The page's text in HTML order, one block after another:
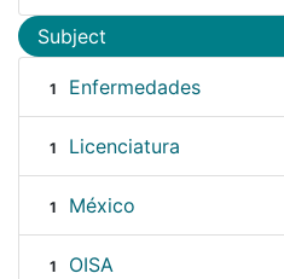
Subject
1 Enfermedades
1 Licenciatura
1 México
1 OISA